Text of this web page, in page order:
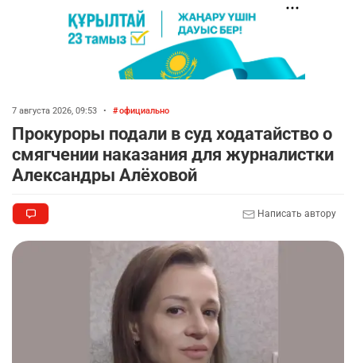
7 августа 2026, 09:53 • официально
Прокуроры подали в суд ходатайство о
смягчении наказания для журналистки
Александры Алёховой
Написать автору